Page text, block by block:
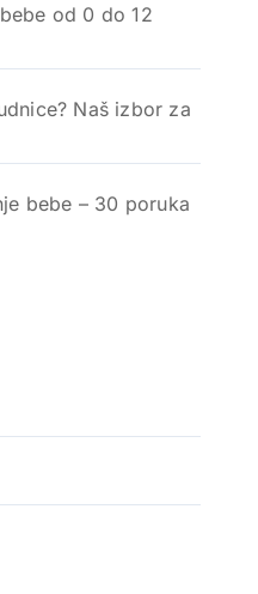
od 0 do 12
Naš izbor za
bebe – 30 poruka